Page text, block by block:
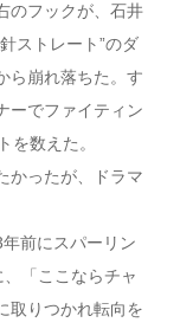
のフックが、石井
ストレート”のダ
ら崩れ落ちた。す
ーでファイティン
を数えた。
かったが、ドラマ
前にスパーリン
「ここならチャ
取りつかれ転向を